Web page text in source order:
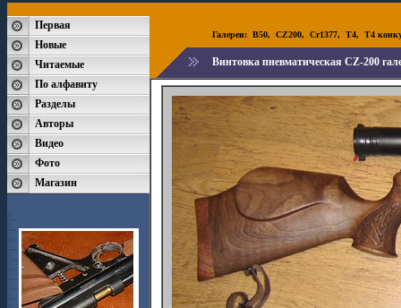
Первая
Новые
Читаемые
По алфавиту
Разделы
Авторы
Видео
Фото
Магазин
Галереи: B50, CZ200, Cr1377, T4, T4
Винтовка пневматическая CZ-200